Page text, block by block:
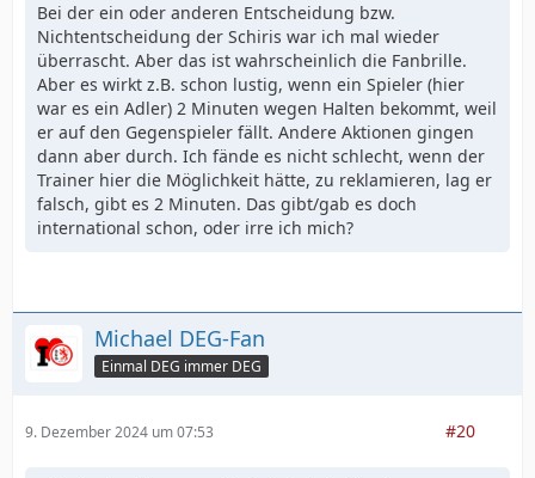
Bei der ein oder anderen Entscheidung bzw.
Nichtentscheidung der Schiris war ich mal wieder
überrascht. Aber das ist wahrscheinlich die Fanbrille.
Aber es wirkt z.B. schon lustig, wenn ein Spieler (hier
war es ein Adler) 2 Minuten wegen Halten bekommt, weil
er auf den Gegenspieler fällt. Andere Aktionen gingen
dann aber durch. Ich fände es nicht schlecht, wenn der
Trainer hier die Möglichkeit hätte, zu reklamieren, lag er
falsch, gibt es 2 Minuten. Das gibt/gab es doch
international schon, oder irre ich mich?
Michael DEG-Fan
Einmal DEG immer DEG
9. Dezember 2024 um 07:53 #20